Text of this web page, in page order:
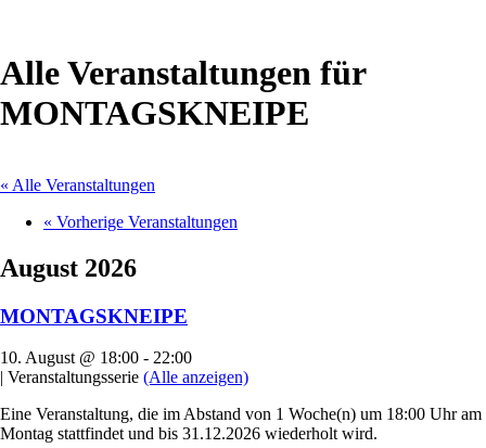
Alle Veranstaltungen für
MONTAGSKNEIPE
« Alle Veranstaltungen
« Vorherige Veranstaltungen
August 2026
MONTAGSKNEIPE
10. August @ 18:00 - 22:00
| Veranstaltungsserie (Alle anzeigen)
Eine Veranstaltung, die im Abstand von 1 Woche(n) um 18:00 Uhr am
Montag stattfindet und bis 31.12.2026 wiederholt wird.